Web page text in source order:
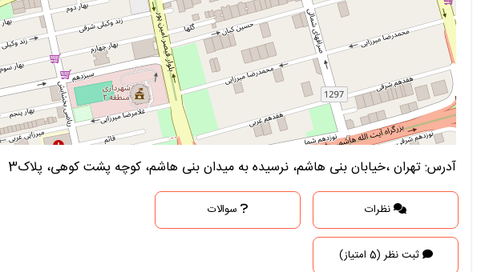
آدرس: تهران ،خیابان بنی هاشم، نرسیده به میدان بنی هاشم، کوچه پشت کوهی، پلاک3
نظرات سوالات
ثبت نظر (5 امتیاز)